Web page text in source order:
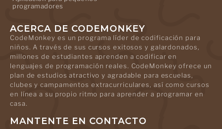
programadores
ACERCA DE CODEMONKEY
CodeMonkey es un programa líder de codificación para
niños. A través de sus cursos exitosos y galardonados,
millones de estudiantes aprenden a codificar en
lenguajes de programación reales. CodeMonkey ofrece un
plan de estudios atractivo y agradable para escuelas,
clubes y campamentos extracurriculares, así como cursos
en línea a su propio ritmo para aprender a programar en
casa.
MANTENTE EN CONTACTO